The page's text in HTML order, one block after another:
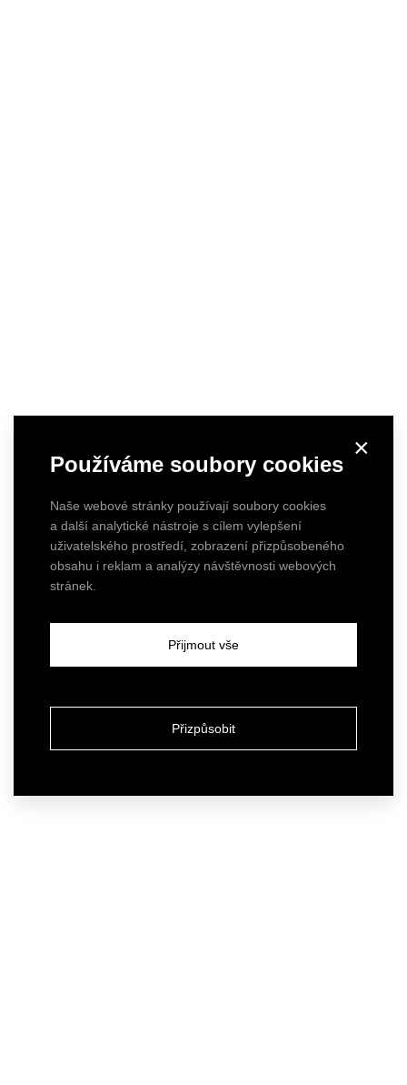
×
Používáme soubory cookies
Naše webové stránky používají soubory cookies
a další analytické nástroje s cílem vylepšení
uživatelského prostředí, zobrazení přizpůsobeného
obsahu i reklam a analýzy návštěvnosti webových
stránek.
Přijmout vše
Přizpůsobit